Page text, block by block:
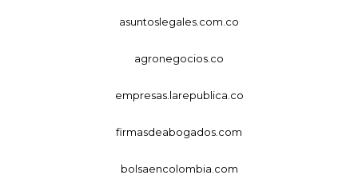
asuntoslegales.com.co
agronegocios.co
empresas.larepublica.co
firmasdeabogados.com
bolsaencolombia.com